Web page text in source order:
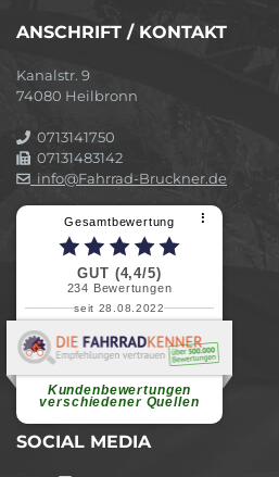
ANSCHRIFT / KONTAKT
Kanalstr. 9
74080 Heilbronn
0713141750
07131483142
info@Fahrrad-Bruckner.de
Gesamtbewertung ⠇
GUT (4,4/5)
234 Bewertungen
seit 28.08.2022
Kundenbewertungen
verschiedener Quellen
Elvira B.
Superschnelle und freundliche
weiterlesen
SOCIAL MEDIA